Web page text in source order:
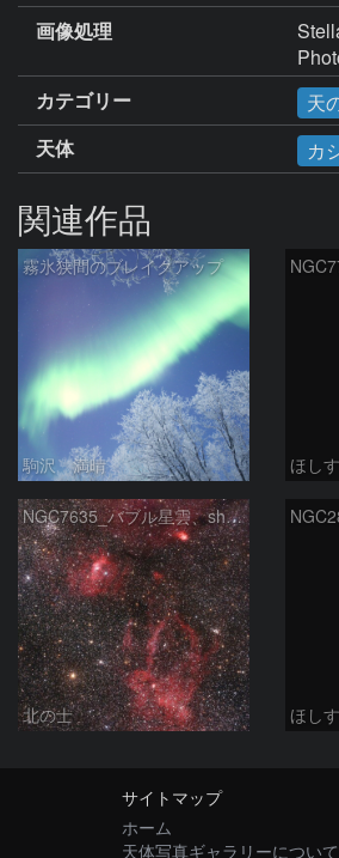
画像処理
カテゴリー
天
天体
カ
関連作品
霧氷狭間のブレイクアップ
駒沢 満晴 ほし
NGC7635_バブル星雲、sh2-157_くわがた星雲
北の士 ほし
サイトマップ
ホーム
天体写真ギャラリーについて